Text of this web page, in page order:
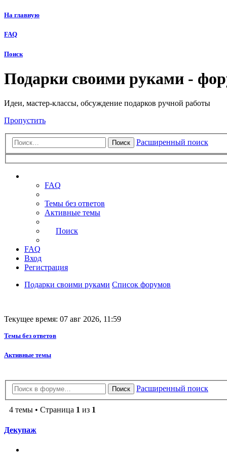
На главную
FAQ
Поиск
Подарки своими руками -
Идеи, мастер-классы, обсуждение подарков ручной работы
Пропустить
Поиск Расширенный поиск
FAQ
Темы без ответов
Активные темы
Поиск
FAQ
Вход
Регистрация
Подарки своими руками Список форумов
Текущее время: 07 авг 2026, 11:59
Темы без ответов
Активные темы
Поиск Расширенный поиск
4 темы • Страница 1 из 1
Декупаж